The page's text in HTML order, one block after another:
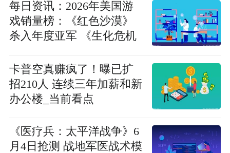
每日资讯：2026年美国游
戏销量榜：《红色沙漠》
杀入年度亚军 《生化危机
卡普空真赚疯了！曝已扩
招210人 连续三年加薪和新
办公楼_当前看点
《医疗兵：太平洋战争》6
月4日抢测 战地军医战术模